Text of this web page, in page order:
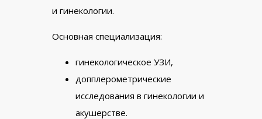
и гинекологии.
Основная специализация:
гинекологическое УЗИ,
допплерометрические
исследования в гинекологии и
акушерстве.